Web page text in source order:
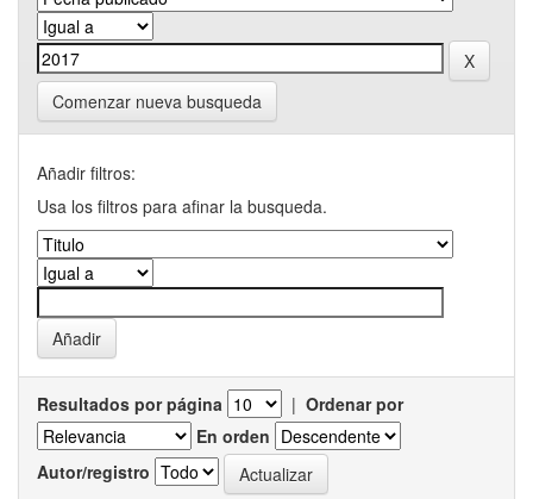
Comenzar nueva busqueda
Añadir filtros:
Usa los filtros para afinar la busqueda.
Resultados por página | Ordenar por
En orden
Autor/registro